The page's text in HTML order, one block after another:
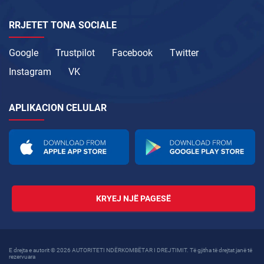
RRJETET TONA SOCIALE
Google Trustpilot Facebook
Twitter
Instagram
VK
APLIKACION CELULAR
KRYEJ NJË PAGESË
E drejta e autorit © 2026 AUTORITETI NDËRKOMBËTAR I DREJTIMIT. Të gjitha të drejtat janë të
rezervuara